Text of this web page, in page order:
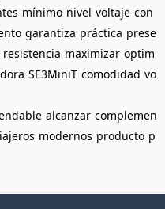
mínimo nivel voltaje con
garantiza práctica prese
resistencia maximizar optim
SE3MiniT comodidad vo
alcanzar complemen
modernos producto p